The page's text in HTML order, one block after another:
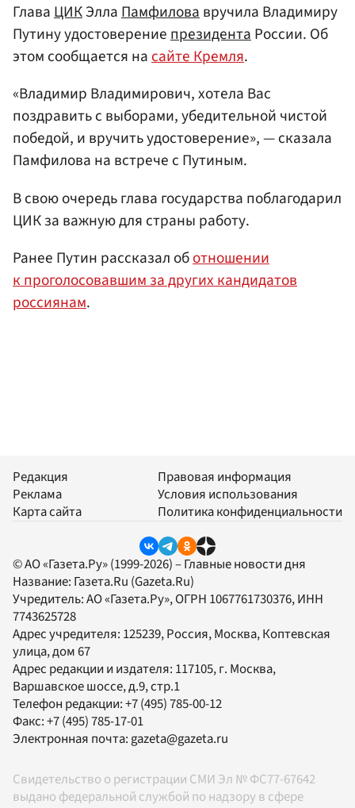
ГлаваЦИКЭллаПамфиловавручила Владимиру
Путину удостоверениепрезидентаРоссии. Об
этом сообщается насайте Кремля.
«Владимир Владимирович, хотела Вас
поздравить с выборами, убедительной чистой
победой, и вручить удостоверение», — сказала
Памфилова на встрече с Путиным.
В свою очередь глава государства поблагодарил
ЦИК за важную для страны работу.
Ранее Путин рассказал оботношении
к проголосовавшим за других кандидатов
россиянам.
Редакция
Реклама
Карта сайта
Правовая информация
Условия использования
Политика конфиденциальности
© АО «Газета.Ру» (1999-2026) – Главные новости дня
Название: Газета.Ru (Gazeta.Ru)
Учредитель:АО «Газета.Ру», ОГРН 1067761730376, ИНН
7743625728
Адрес учредителя: 125239, Россия, Москва, Коптевская
улица, дом 67
Адрес редакции и издателя: 117105, г. Москва,
Варшавское шоссе, д.9, стр.1
Телефон редакции:+7 (495) 785-00-12
Факс:+7 (495) 785-17-01
Электронная почта:gazeta@gazeta.ru
Свидетельство о регистрации СМИ Эл № ФС77-67642
выдано федеральной службой по надзору в сфере